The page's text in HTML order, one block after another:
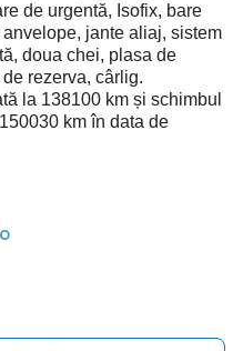
de urgentă, Isofix, bare
jante aliaj, sistem
doua chei, plasa de
rezerva, cârlig.
la 138100 km și schimbul
km în data de